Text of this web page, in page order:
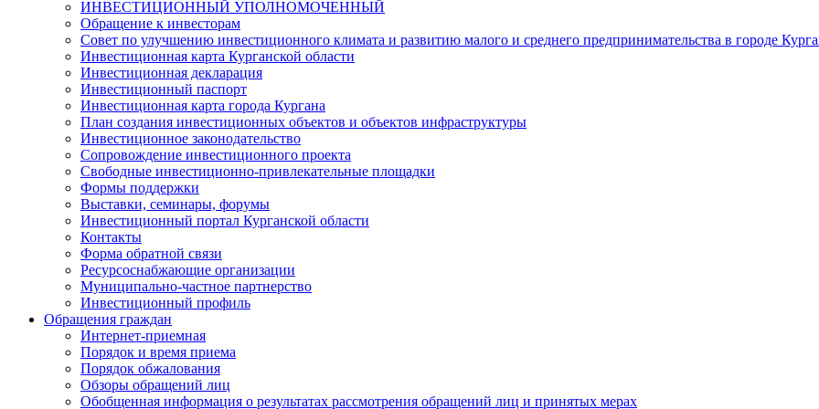
ИНВЕСТИЦИОННЫЙ УПОЛНОМОЧЕННЫЙ
Обращение к инвесторам
Совет по улучшению инвестиционного климата и развитию малого и среднего предпринимательства в городе
Инвестиционная карта Курганской области
Инвестиционная декларация
Инвестиционный паспорт
Инвестиционная карта города Кургана
План создания инвестиционных объектов и объектов инфраструктуры
Инвестиционное законодательство
Сопровождение инвестиционного проекта
Свободные инвестиционно-привлекательные площадки
Формы поддержки
Выставки, семинары, форумы
Инвестиционный портал Курганской области
Контакты
Форма обратной связи
Ресурсоснабжающие организации
Муниципально-частное партнерство
Инвестиционный профиль
Обращения граждан
Интернет-приемная
Порядок и время приема
Порядок обжалования
Обзоры обращений лиц
Обобщенная информация о результатах рассмотрения обращений лиц и принятых мерах